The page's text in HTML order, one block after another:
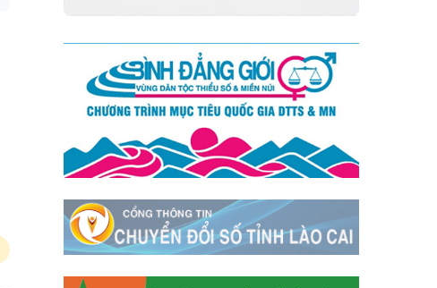
Hum
Xã Y Tý
Xã A Mú Sung
Xã Trịnh Tường
Xã Nậm Chày
Xã Bản Xèo
Xã Bát Xát
Xã Võ Lao
Xã Khánh Yên
Xã Văn Bàn
Xã Dương Quỳ
Xã Chiềng Ken
Xã Minh Lương